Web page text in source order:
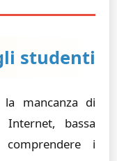
studenti
mancanza di
Internet, bassa
i